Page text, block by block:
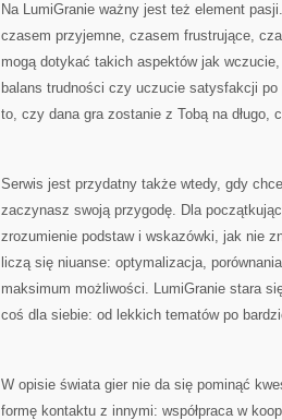
Na LumiGranie ważny jest też element
czasem przyjemne, czasem frustrujące,
mogą dotykać takich aspektów jak
balans trudności czy uczucie satysfakcji
to, czy dana gra zostanie z Tobą na długo,
Serwis jest przydatny także wtedy, gdy
zaczynasz swoją przygodę. Dla
zrozumienie podstaw i wskazówki, jak nie
liczą się niuanse: optymalizacja,
maksimum możliwości. LumiGranie stara
coś dla siebie: od lekkich tematów po
W opisie świata gier nie da się pominąć
formę kontaktu z innymi: współpraca w